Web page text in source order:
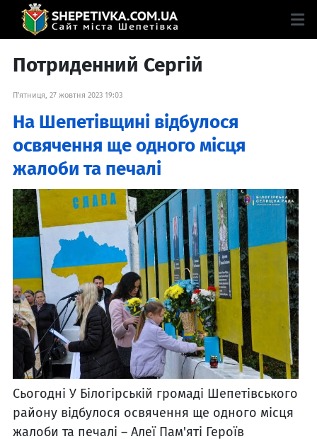
Потриденний Сергій
П'ятниця, 27 жовтня 2023 19:03
На Шепетівщині відбулося
освячення ще одного місця
жалоби та печалі
Сьогодні У Білогірській громаді Шепетівського
району відбулося освячення ще одного місця
жалоби та печалі – Алеї Пам'яті Героїв